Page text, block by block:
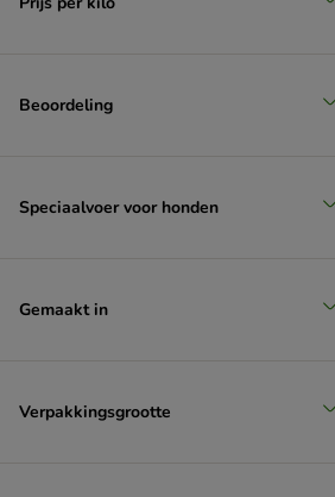
Beoordeling
Speciaalvoer voor honden
Gemaakt in
Verpakkingsgrootte